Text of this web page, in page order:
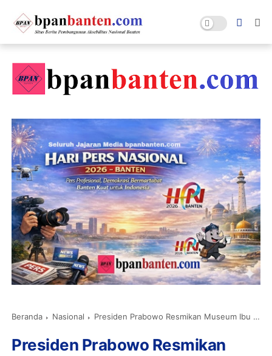
Beranda Nasional Presiden Prabowo Resmikan Museum Ibu Marsinah di Nganjuk, Simbol Penghormatan bagi Perjuangan Buruh
Presiden Prabowo Resmikan